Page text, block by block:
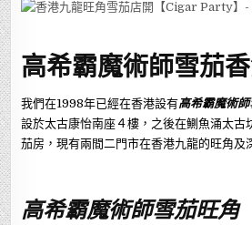
高希霸魔術師雪茄
我們在1998年已經在香港設有高希霸魔術
設於太古康怡南座４樓，之後在鰂魚涌太古
茄房，現有兩間二門市在香港九龍的旺角及
高希霸魔術師雪茄旺角